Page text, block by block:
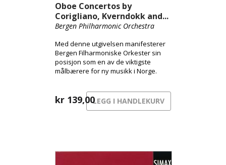
Oboe Concertos by
Corigliano, Kverndokk and...
Bergen Philharmonic Orchestra
Med denne utgivelsen manifesterer
Bergen Filharmoniske Orkester sin
posisjon som en av de viktigste
målbærere for ny musikk i Norge.
kr 139,00LEGG I HANDLEKURV